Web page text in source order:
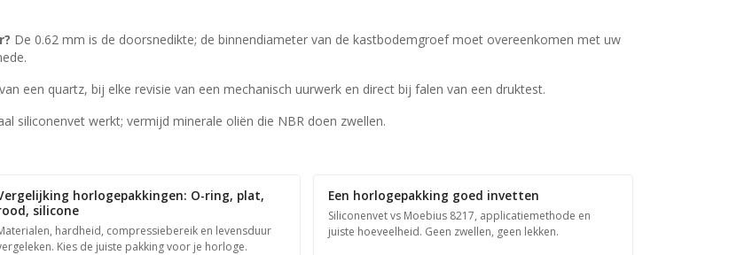
De 0.62 mm is de doorsnedikte; de binnendiameter van de kastbodemgroef moet overeenkomen met uw
een quartz, bij elke revisie van een mechanisch uurwerk en direct bij falen van een druktest.
siliconenvet werkt; vermijd minerale oliën die NBR doen zwellen.
horlogepakkingen: O-ring, plat,
silicone
hardheid, compressiebereik en levensduur
Kies de juiste pakking voor je horloge.
Een horlogepakking goed invetten
Siliconenvet vs Moebius 8217, applicatiemethode en
juiste hoeveelheid. Geen zwellen, geen lekken.